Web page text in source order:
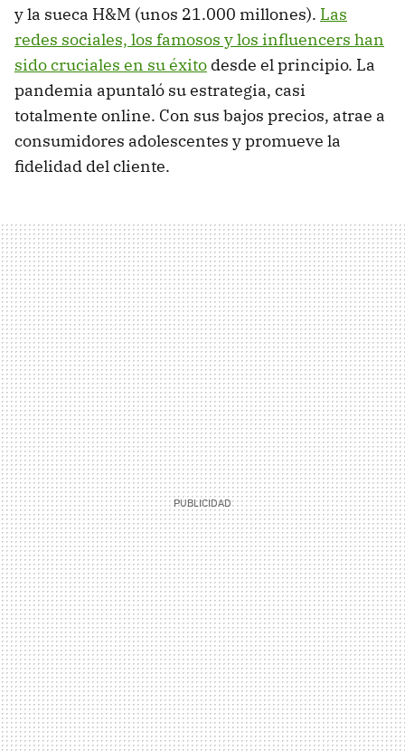
y la sueca H&M (unos 21.000 millones). Las
redes sociales, los famosos y los influencers han
sido cruciales en su éxito desde el principio. La
pandemia apuntaló su estrategia, casi
totalmente online. Con sus bajos precios, atrae a
consumidores adolescentes y promueve la
fidelidad del cliente.